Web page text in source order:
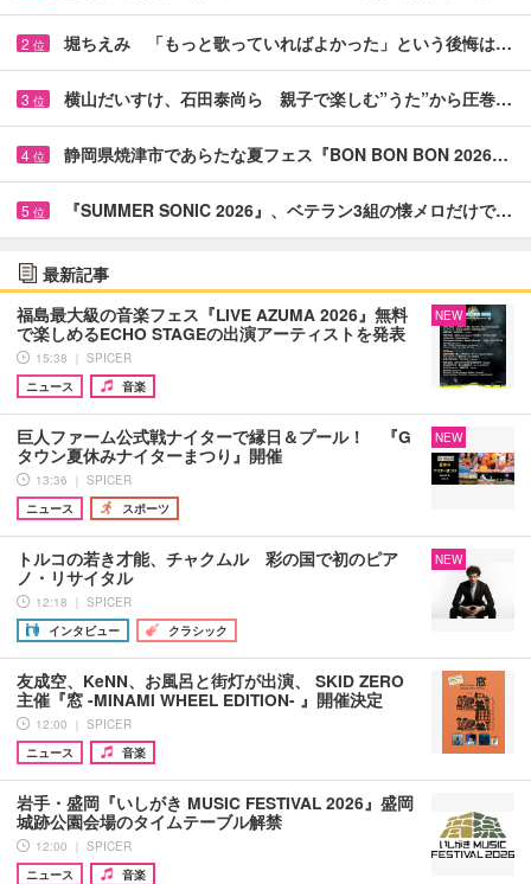
2 位 堀ちえみ 「もっと歌っていればよかった」という後悔は…
3 位 横山だいすけ、石田泰尚ら 親子で楽しむ”うた”から圧巻…
4 位 静岡県焼津市であらたな夏フェス『BON BON BON 2026…
5 位 『SUMMER SONIC 2026』、ベテラン3組の懐メロだけで…
最新記事
福島最大級の音楽フェス『LIVE AZUMA 2026』無料
で楽しめるECHO STAGEの出演アーティストを発表
15:38 ｜ SPICER
ニュース
音楽
NEW
巨人ファーム公式戦ナイターで縁日＆プール！ 『G
タウン夏休みナイターまつり』開催
13:36 ｜ SPICER
ニュース
スポーツ
NEW
トルコの若き才能、チャクムル 彩の国で初のピア
ノ・リサイタル
12:18 ｜ SPICER
インタビュー
クラシック
NEW
友成空、KeNN、お風呂と街灯が出演、 SKID ZERO
主催『窓 -MINAMI WHEEL EDITION- 』開催決定
12:00 ｜ SPICER
ニュース
音楽
岩手・盛岡『いしがき MUSIC FESTIVAL 2026』盛岡
城跡公園会場のタイムテーブル解禁
12:00 ｜ SPICER
ニュース
音楽